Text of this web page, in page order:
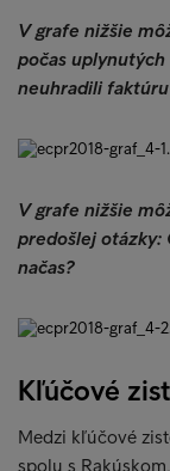
V grafe nižšie
počas uplynutých
neuhradili faktúru
V grafe nižšie
predošlej otázky:
načas?
Kľúčové
Medzi kľúčové
spolu s